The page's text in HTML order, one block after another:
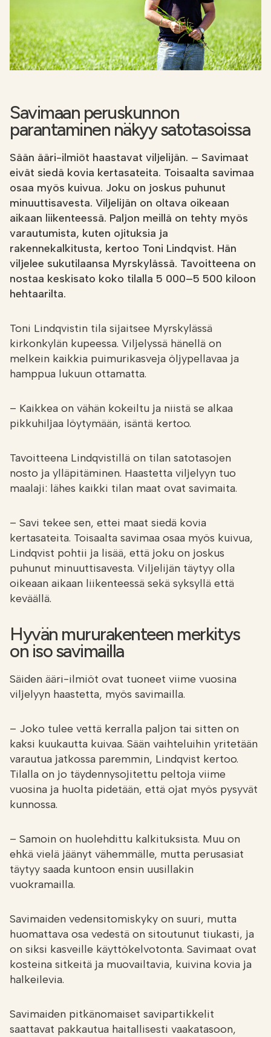
VERKKOKAUPPA
Savimaan peruskunnon
parantaminen näkyy satotasoissa
Sään ääri-ilmiöt haastavat viljelijän. – Savimaat
eivät siedä kovia kertasateita. Toisaalta savimaa
osaa myös kuivua. Joku on joskus puhunut
minuuttisavesta. Viljelijän on oltava oikeaan
aikaan liikenteessä. Paljon meillä on tehty myös
varautumista, kuten ojituksia ja
rakennekalkitusta, kertoo Toni Lindqvist. Hän
viljelee sukutilaansa Myrskylässä. Tavoitteena on
nostaa keskisato koko tilalla 5 000–5 500 kiloon
hehtaarilta.
Toni Lindqvistin tila sijaitsee Myrskylässä
kirkonkylän kupeessa. Viljelyssä hänellä on
melkein kaikkia puimurikasveja öljypellavaa ja
hamppua lukuun ottamatta.
– Kaikkea on vähän kokeiltu ja niistä se alkaa
pikkuhiljaa löytymään, isäntä kertoo.
Tavoitteena Lindqvistillä on tilan satotasojen
nosto ja ylläpitäminen. Haastetta viljelyyn tuo
maalaji: lähes kaikki tilan maat ovat savimaita.
– Savi tekee sen, ettei maat siedä kovia
kertasateita. Toisaalta savimaa osaa myös kuivua,
Lindqvist pohtii ja lisää, että joku on joskus
puhunut minuuttisavesta. Viljelijän täytyy olla
oikeaan aikaan liikenteessä sekä syksyllä että
keväällä.
Hyvän mururakenteen merkitys
on iso savimailla
Säiden ääri-ilmiöt ovat tuoneet viime vuosina
viljelyyn haastetta, myös savimailla.
– Joko tulee vettä kerralla paljon tai sitten on
kaksi kuukautta kuivaa. Sään vaihteluihin yritetään
varautua jatkossa paremmin, Lindqvist kertoo.
Tilalla on jo täydennysojitettu peltoja viime
vuosina ja huolta pidetään, että ojat myös pysyvät
kunnossa.
– Samoin on huolehdittu kalkituksista. Muu on
ehkä vielä jäänyt vähemmälle, mutta perusasiat
täytyy saada kuntoon ensin uusillakin
vuokramailla.
Savimaiden vedensitomiskyky on suuri, mutta
huomattava osa vedestä on sitoutunut tiukasti, ja
on siksi kasveille käyttökelvotonta. Savimaat ovat
kosteina sitkeitä ja muovailtavia, kuivina kovia ja
halkeilevia.
Savimaiden pitkänomaiset savipartikkelit
saattavat pakkautua haitallisesti vaakatasoon,